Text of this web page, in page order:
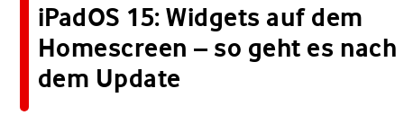
iPadOS 15: Widgets auf dem
Homescreen – so geht es nach
dem Update